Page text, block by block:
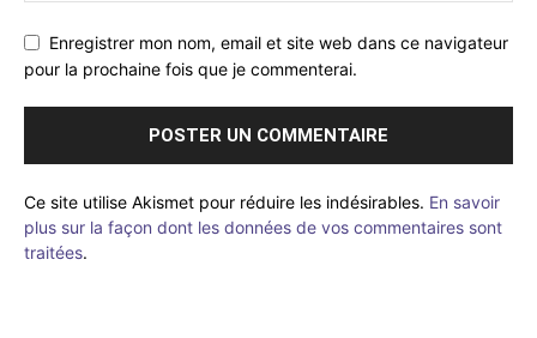
Enregistrer mon nom, email et site web dans ce navigateur
pour la prochaine fois que je commenterai.
Ce site utilise Akismet pour réduire les indésirables. En savoir
plus sur la façon dont les données de vos commentaires sont
traitées.